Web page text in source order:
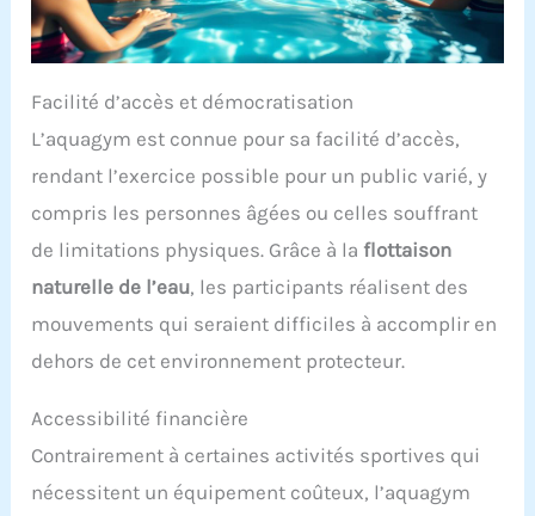
Facilité d’accès et démocratisation
L’aquagym est connue pour sa facilité d’accès,
rendant l’exercice possible pour un public varié, y
compris les personnes âgées ou celles souffrant
de limitations physiques. Grâce à la flottaison
naturelle de l’eau, les participants réalisent des
mouvements qui seraient difficiles à accomplir en
dehors de cet environnement protecteur.
Accessibilité financière
Contrairement à certaines activités sportives qui
nécessitent un équipement coûteux, l’aquagym